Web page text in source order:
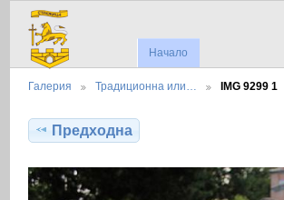
Начало
Галерия Традиционна или… IMG 9299 1
Предходна